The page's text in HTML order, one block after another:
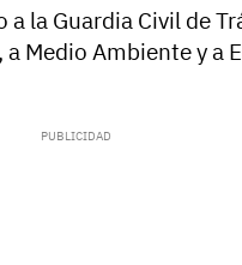
la Guardia Civil de
Medio Ambiente y a